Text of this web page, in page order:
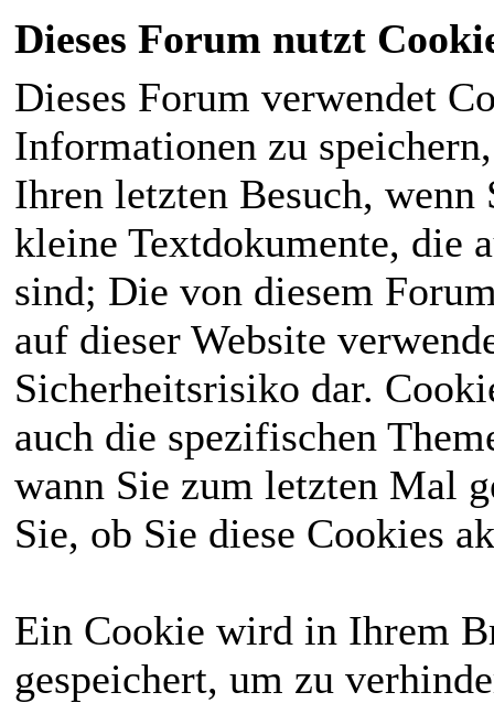
Dieses Forum nutzt
Dieses Forum verwendet
Informationen zu
Ihren letzten Besuch,
kleine Textdokumente, die
sind; Die von diesem
auf dieser Website
Sicherheitsrisiko dar.
auch die spezifischen
wann Sie zum letzten Mal
Sie, ob Sie diese Cookies
Ein Cookie wird in Ihrem
gespeichert, um zu